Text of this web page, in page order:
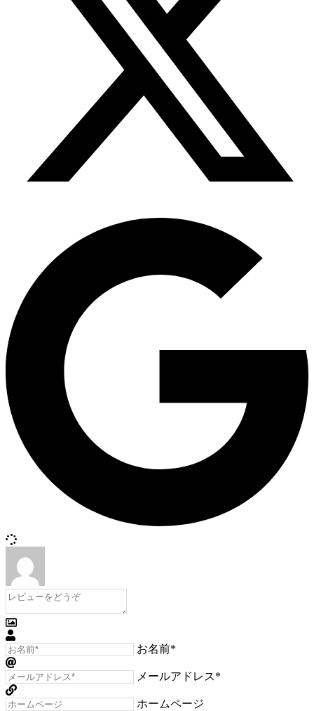
お名前*
メールアドレス*
ホームページ